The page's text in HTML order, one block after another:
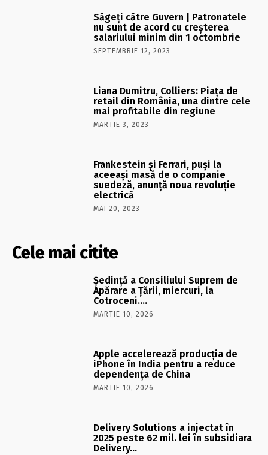
Săgeți către Guvern | Patronatele
nu sunt de acord cu creșterea
salariului minim din 1 octombrie
SEPTEMBRIE 12, 2023
Liana Dumitru, Colliers: Piața de
retail din România, una dintre cele
mai profitabile din regiune
MARTIE 3, 2023
Frankestein și Ferrari, puși la
aceeași masă de o companie
suedeză, anunță noua revoluție
electrică
MAI 20, 2023
Cele mai citite
Şedinţă a Consiliului Suprem de
Apărare a Ţării, miercuri, la
Cotroceni….
MARTIE 10, 2026
Apple accelerează producția de
iPhone în India pentru a reduce
dependența de China
MARTIE 10, 2026
Delivery Solutions a injectat în
2025 peste 62 mil. lei în subsidiara
Delivery…